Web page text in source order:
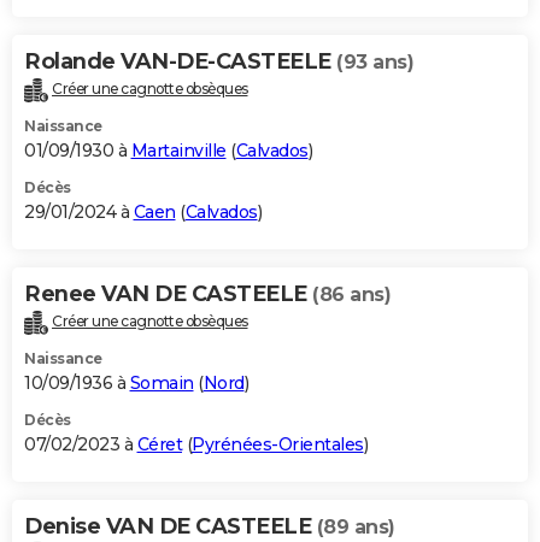
Bricolage
Lifestyle
Culture
Sport
Auto
Television
Voyage
Cinema
Rolande VAN-DE-CASTEELE (93 ans)
Créer une cagnotte obsèques
Naissance
01/09/1930 à Martainville (Calvados)
Décès
29/01/2024 à Caen (Calvados)
Renee VAN DE CASTEELE (86 ans)
Créer une cagnotte obsèques
Naissance
10/09/1936 à Somain (Nord)
Décès
07/02/2023 à Céret(Pyrénées-Orientales)
Denise VAN DE CASTEELE (89 ans)